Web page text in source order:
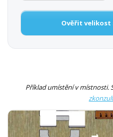
Ověřit velikost
Příklad umístění v místnosti.